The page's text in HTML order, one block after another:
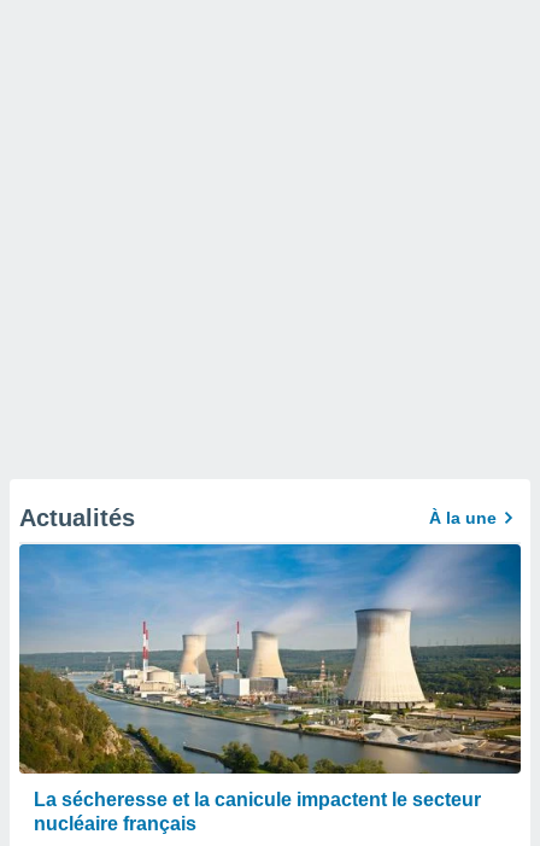
Actualités À la une
La sécheresse et la canicule impactent le secteur
nucléaire français